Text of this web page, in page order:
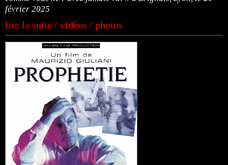
février 2025
lire la suite / vidéos / photos